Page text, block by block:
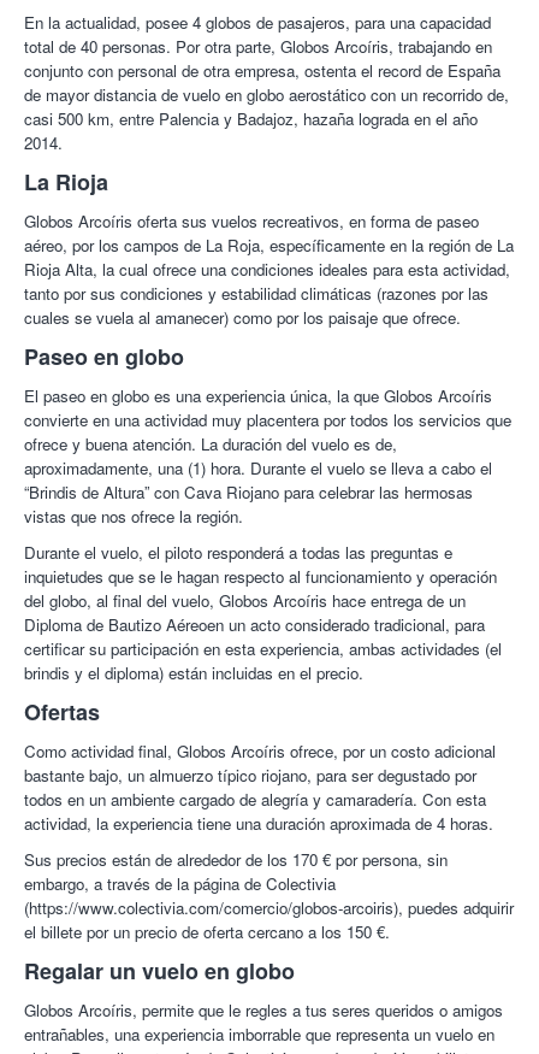
Descripción de la actividad:
La jornada empieza con el inflado del globo. Esta operación
llevará unos 20 minutos aproximadamente, posteriormente se
producirá el despegue y toca comenzar a disfrutar de una
experiencia única: volar en globo sobre La Rioja.
La sensación de “despegarse del suelo” es realmente placentera
y durante los primeros minutos de vuelo la mayoría de los
pasajeros quedan embargados por ella.
Pasados estos primeros minutos, habitualmente se despierta la
curiosidad de los clientes. La sensación de libertad que se
percibe y a la que tan poco acostumbrados estamos, hace que
los pasajeros se interesen por saber más acerca del globo. El
piloto se encargará de ofrecer esta información a los clientes,
meandros del río Ebro a 4500 pies de altitud.
Como complemento a esta agradable charla, se cumplirá con la
tradición realizando un “brindis de altura” con cava en pleno
vuelo para celebrar una ocasión tan especial como la de volar en
globo.
Durante algo más de una hora, seguirán volando a merced del
viento hasta que el piloto encuentre un lugar adecuado para el
aterrizaje.
Tras aterrizar llega el tan deseado almuerzo. Durante este
ágape, comentaremos las sensaciones que hemos percibido
durante el vuelo, yse entregará un diploma acreditativo
nosotros llamamos “Bautismo Aéreo”, que certifica que habéis
volado en globo y experimentado esta extraordinaria experiencia.
Arcoiris.Es una pequeña empresa ubicada en Anguciana, al
lado de Haro, capital del vino de Rioja y situada en la Rioja Alta
a orillas del río Ebro. El entorno natural de vuelo es la Rioja Alta
y sus proximidades, un entorno ideal para probar y realizar esta
inolvidable actividad.
Los pilotos que conforman el equipo de Arcoiris cuentan con
numerosos logros y reconocimientos a nivel nacional como
internacional (4 veces campeones de España, récord de
distancia de vuelo en globo, vuelos en Tanzania, Madagascar,
¡A vista de pájaro con Colectivia!
Jesus L. 10/10 Una experiencia super bien, y la compañía de 10!
10/09/2017
Mayte P.10/10Una experiencia inolvidable!!
12/02/2017
Alexander U.
muy profesional, que hace que la experiencia sea inolvidable. El
todo el mundo.
26/07/2016
Ana M. 8/10Experiencia única. Volamos por encima de las
nubes y las viñas. Genial! Muy buena acogida por el equipo de
16/09/2015
Iñaki A.10/10Una experiencia magnífica, con deroche de
simpatía por parte de los monitores
23/09/2014
Yaqueline L. 10/10LO RECOMENDARÍA, ESPECTACULAR LA
EXPERIENCIA.
13/10/2013
Jose Esteban L. Perfecto!!!
30/09/2013
Jose Esteban L.10/10Genial!!! Encantados con el trato y Óscar
un CRACK!!!
30/09/2013
Nekane F.
17/06/2013
En la actualidad, posee 4 globos de pasajeros, para una capacidad
total de 40 personas. Por otra parte, Globos Arcoíris, trabajando en
conjunto con personal de otra empresa, ostenta el record de España
de mayor distancia de vuelo en globo aerostático con un recorrido de,
casi 500 km, entre Palencia y Badajoz, hazaña lograda en el año
2014.
La Rioja
Globos Arcoíris oferta sus vuelos recreativos, en forma de paseo
aéreo, por los campos de La Roja, específicamente en la región de La
Rioja Alta, la cual ofrece una condiciones ideales para esta actividad,
tanto por sus condiciones y estabilidad climáticas (razones por las
cuales se vuela al amanecer) como por los paisaje que ofrece.
Paseo en globo
El paseo en globo es una experiencia única, la que Globos Arcoíris
convierte en una actividad muy placentera por todos los servicios que
ofrece y buena atención. La duración del vuelo es de,
aproximadamente, una (1) hora. Durante el vuelo se lleva a cabo el
“Brindis de Altura” con Cava Riojano para celebrar las hermosas
vistas que nos ofrece la región.
Durante el vuelo, el piloto responderá a todas las preguntas e
inquietudes que se le hagan respecto al funcionamiento y operación
del globo, al final del vuelo, Globos Arcoíris hace entrega de un
Diploma de Bautizo Aéreoen un acto considerado tradicional, para
certificar su participación en esta experiencia, ambas actividades (el
brindis y el diploma) están incluidas en el precio.
Ofertas
Como actividad final, Globos Arcoíris ofrece, por un costo adicional
bastante bajo, un almuerzo típico riojano, para ser degustado por
todos en un ambiente cargado de alegría y camaradería. Con esta
actividad, la experiencia tiene una duración aproximada de 4 horas.
Sus precios están de alrededor de los 170 € por persona, sin
embargo, a través de la página de Colectivia
(https://www.colectivia.com/comercio/globos-arcoiris), puedes adquirir
el billete por un precio de oferta cercano a los 150 €.
Regalar un vuelo en globo
Globos Arcoíris, permite que le regles a tus seres queridos o amigos
entrañables, una experiencia imborrable que representa un vuelo en